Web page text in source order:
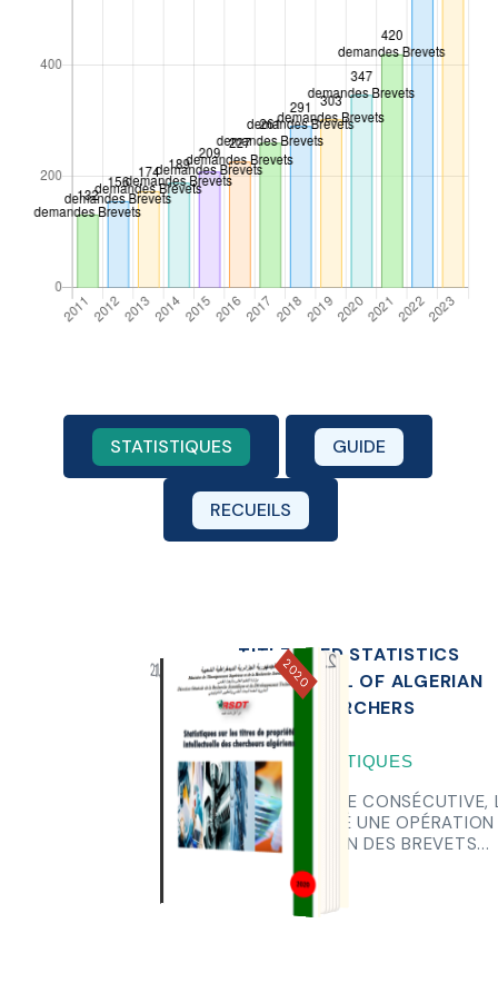
STATISTIQUES GUIDE
RECUEILS
2020
TÉLÉCHARGER
TITLE DEED STATISTICS
INTELLECTUAL OF ALGERIAN
RESEARCHERS
STATISTIQUES
POUR LA 9ME ANNÉE CONSÉCUTIVE,
DGRSDT A LANCÉ UNE OPÉRATION
D'IDENTIFICATION DES BREVETS...